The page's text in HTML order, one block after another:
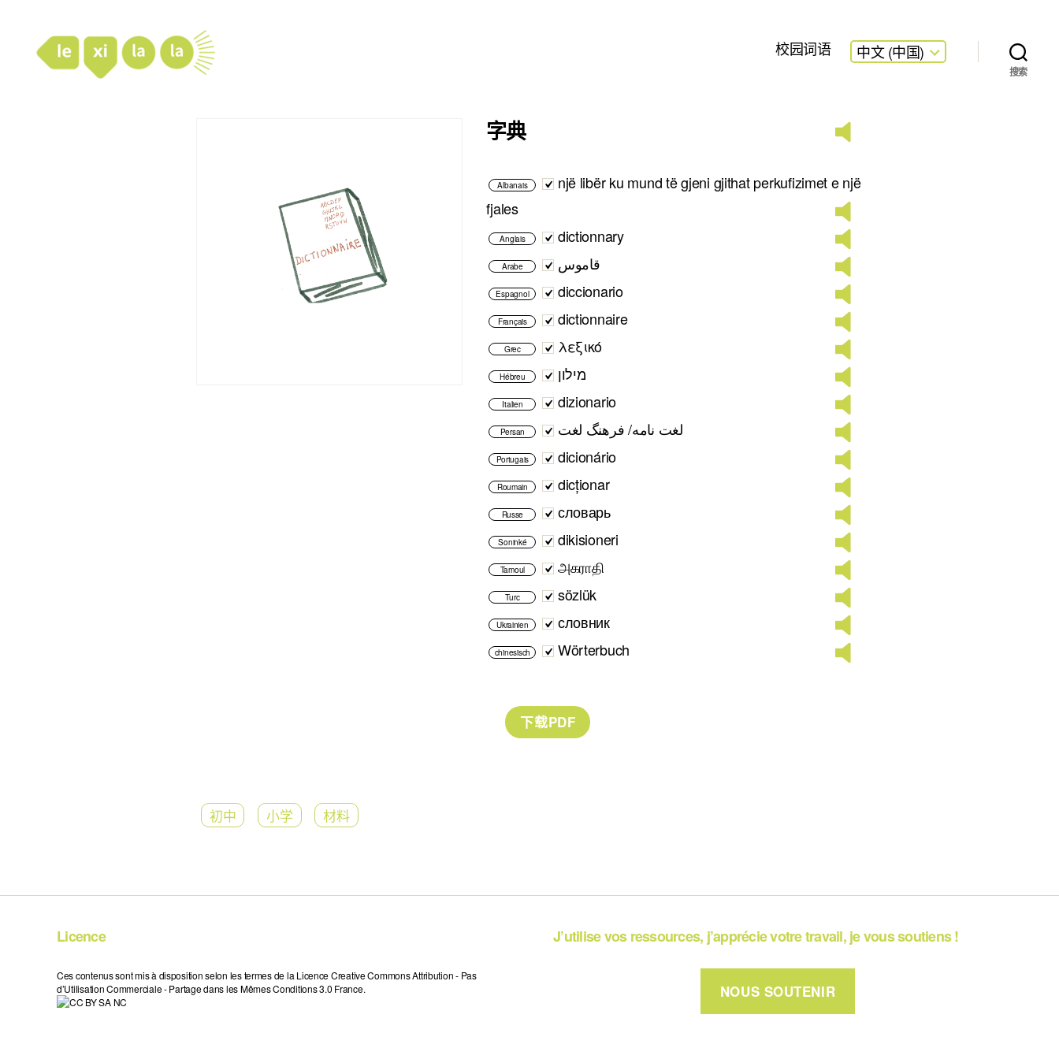
校园词语 中文 (中国)
搜索
字典
Albanais
një libër ku mund të gjeni gjithat perkufizimet e një
fjales
Anglais dictionnary
Arabe قاموس
Espagnol diccionario
Français dictionnaire
Grec λεξικό
Hébreu מילון
Italien dizionario
Persan لغت نامه/ فرهنگ لغت
Portugais dicionário
Roumain dicționar
Russe словарь
Soninké dikisioneri
Tamoul அகராதி
Turc sözlük
Ukrainien словник
chinesisch Wörterbuch
初中 小学 材料
Licence
Ces contenus sont mis à disposition selon les termes de la Licence Creative Commons Attribution - Pas
d’Utilisation Commerciale - Partage dans les Mêmes Conditions 3.0 France.
J’utilise vos ressources, j’apprécie votre travail, je vous soutiens !
NOUS SOUTENIR